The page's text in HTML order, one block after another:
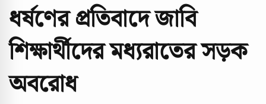
ধর্ষণের প্রতিবাদে জাবি
শিক্ষার্থীদের মধ্যরাতের সড়ক
অবরোধ